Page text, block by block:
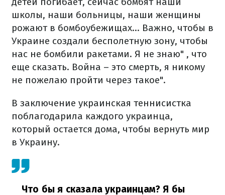
школы, наши больницы, наши женщины
рожают в бомбоубежищах... Важно, чтобы в
Украине создали бесполетную зону, чтобы
нас не бомбили ракетами. Я не знаю" , что
еще сказать. Война – это смерть, я никому
не пожелаю пройти через такое".
В заключение украинская теннисистка
поблагодарила каждого украинца,
который остается дома, чтобы вернуть мир
в Украину.
Что бы я сказала украинцам? Я бы